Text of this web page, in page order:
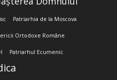
Patriarhia de la Moscova
Ortodoxe Române
Patriarhul Ecumenic